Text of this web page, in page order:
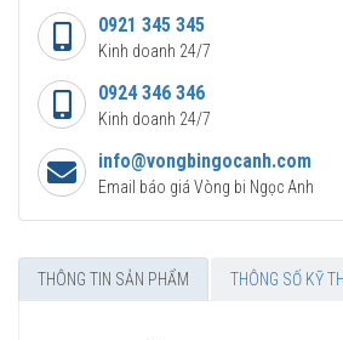
0921 345 345
Kinh doanh 24/7
0924 346 346
Kinh doanh 24/7
info@vongbingocanh.com
Email báo giá Vòng bi Ngọc Anh
THÔNG TIN SẢN PHẨM THÔNG SỐ KỸ